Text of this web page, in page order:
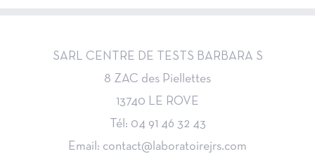
SARL CENTRE DE TESTS BARBARA S
8 ZAC des Piellettes
13740 LE ROVE
Tél: 04 91 46 32 43
Email: contact@laboratoirejrs.com